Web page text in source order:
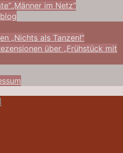
„Männer im Netz“
„Nichts als Tanzen!“
über „Frühstück mit